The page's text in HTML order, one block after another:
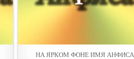
НА ЯРКОМ ФОНЕ ИМЯ АНФИСА